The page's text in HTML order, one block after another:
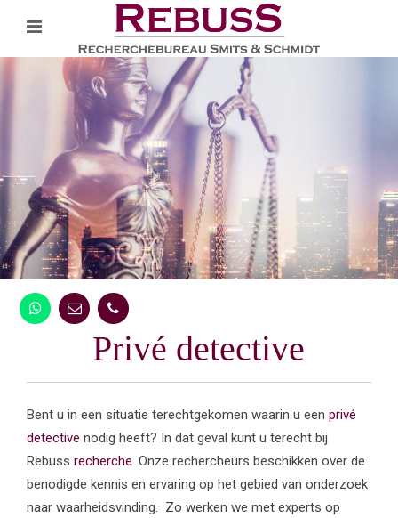
Privé detective
Bent u in een situatie terechtgekomen waarin u een privé
detective nodig heeft? In dat geval kunt u terecht bij
Rebuss recherche . Onze rechercheurs beschikken over de
benodigde kennis en ervaring op het gebied van onderzoek
naar waarheidsvinding. Zo werken we met experts op